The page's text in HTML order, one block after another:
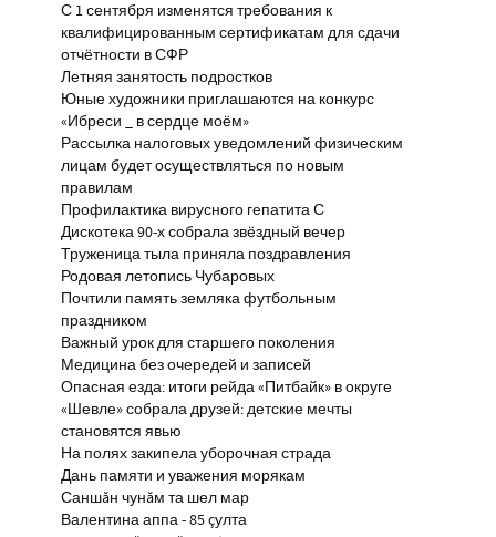
С 1 сентября изменятся требования к
квалифицированным сертификатам для сдачи
отчётности в СФР
Летняя занятость подростков
Юные художники приглашаются на конкурс
«Ибреси _ в сердце моём»
Рассылка налоговых уведомлений физическим
лицам будет осуществляться по новым
правилам
Профилактика вирусного гепатита С
Дискотека 90-х собрала звёздный вечер
Труженица тыла приняла поздравления
Родовая летопись Чубаровых
Почтили память земляка футбольным
праздником
Важный урок для старшего поколения
Медицина без очередей и записей
Опасная езда: итоги рейда «Питбайк» в округе
«Шевле» собрала друзей: детские мечты
становятся явью
На полях закипела уборочная страда
Дань памяти и уважения морякам
Саншăн чунăм та шел мар
Валентина аппа - 85 çулта